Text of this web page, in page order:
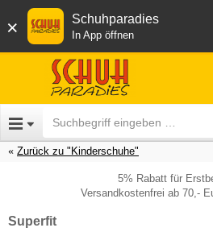
× Schuhparadies
In App öffnen
Zurück zu "Kinderschuhe"
5% Rabatt für
Versandkostenfrei ab 70,-
Superfit